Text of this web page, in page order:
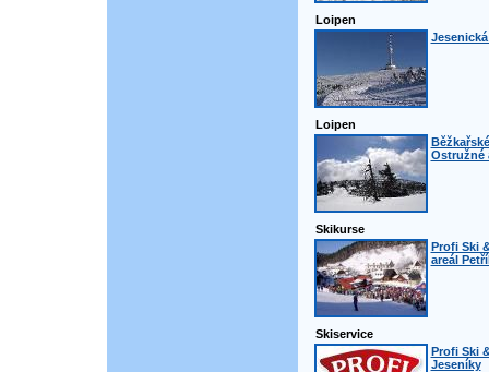
Loipen
Loipen
Ostružné
Skikurse
Profi Ski
areál
Skiservice
Profi Ski
Jeseníky